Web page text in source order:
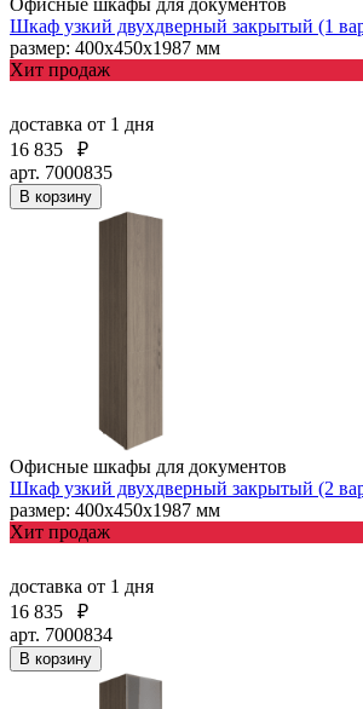
Шкаф узкий двухдверный закрытый (1
размер: 400х450х1987 мм
Хит продаж
доставка от 1 дня
16 835
₽
арт. 7000835
В корзину
Офисные шкафы для документов
Шкаф узкий двухдверный закрытый (2
размер: 400х450х1987 мм
Хит продаж
доставка от 1 дня
16 835
₽
арт. 7000834
В корзину